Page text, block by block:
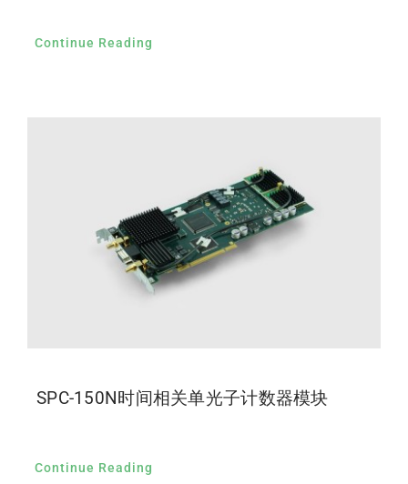
Continue Reading
SPC-150N时间相关单光子计数器模块
Continue Reading